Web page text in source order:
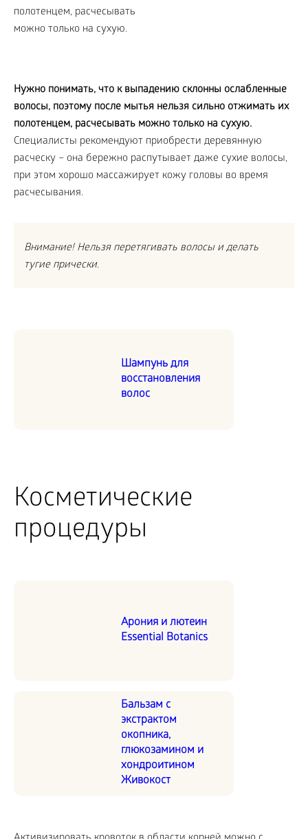
Нужно понимать, что к выпадению склонны ослабленные
волосы, поэтому после мытья нельзя сильно отжимать их
полотенцем, расчесывать можно только на сухую.
Специалисты рекомендуют приобрести деревянную
расческу – она бережно распутывает даже сухие волосы,
при этом хорошо массажирует кожу головы во время
расчесывания.
Внимание! Нельзя перетягивать волосы и делать
тугие прически.
Шампунь для
восстановления
волос
Косметические
процедуры
Арония и лютеин
Essential Botanics
Бальзам с
экстрактом
окопника,
глюкозамином и
хондроитином
Живокост